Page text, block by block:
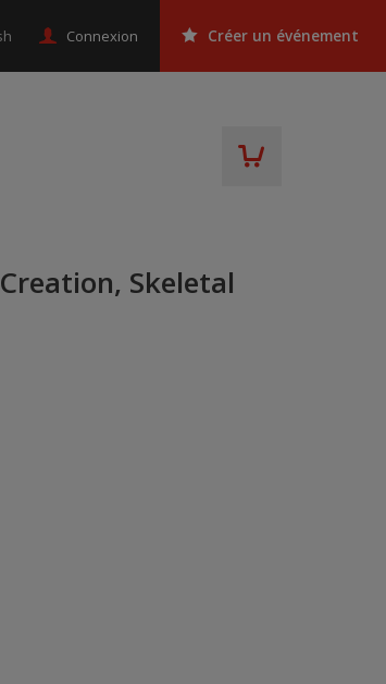
Connexion Créer un événement
Skeletal